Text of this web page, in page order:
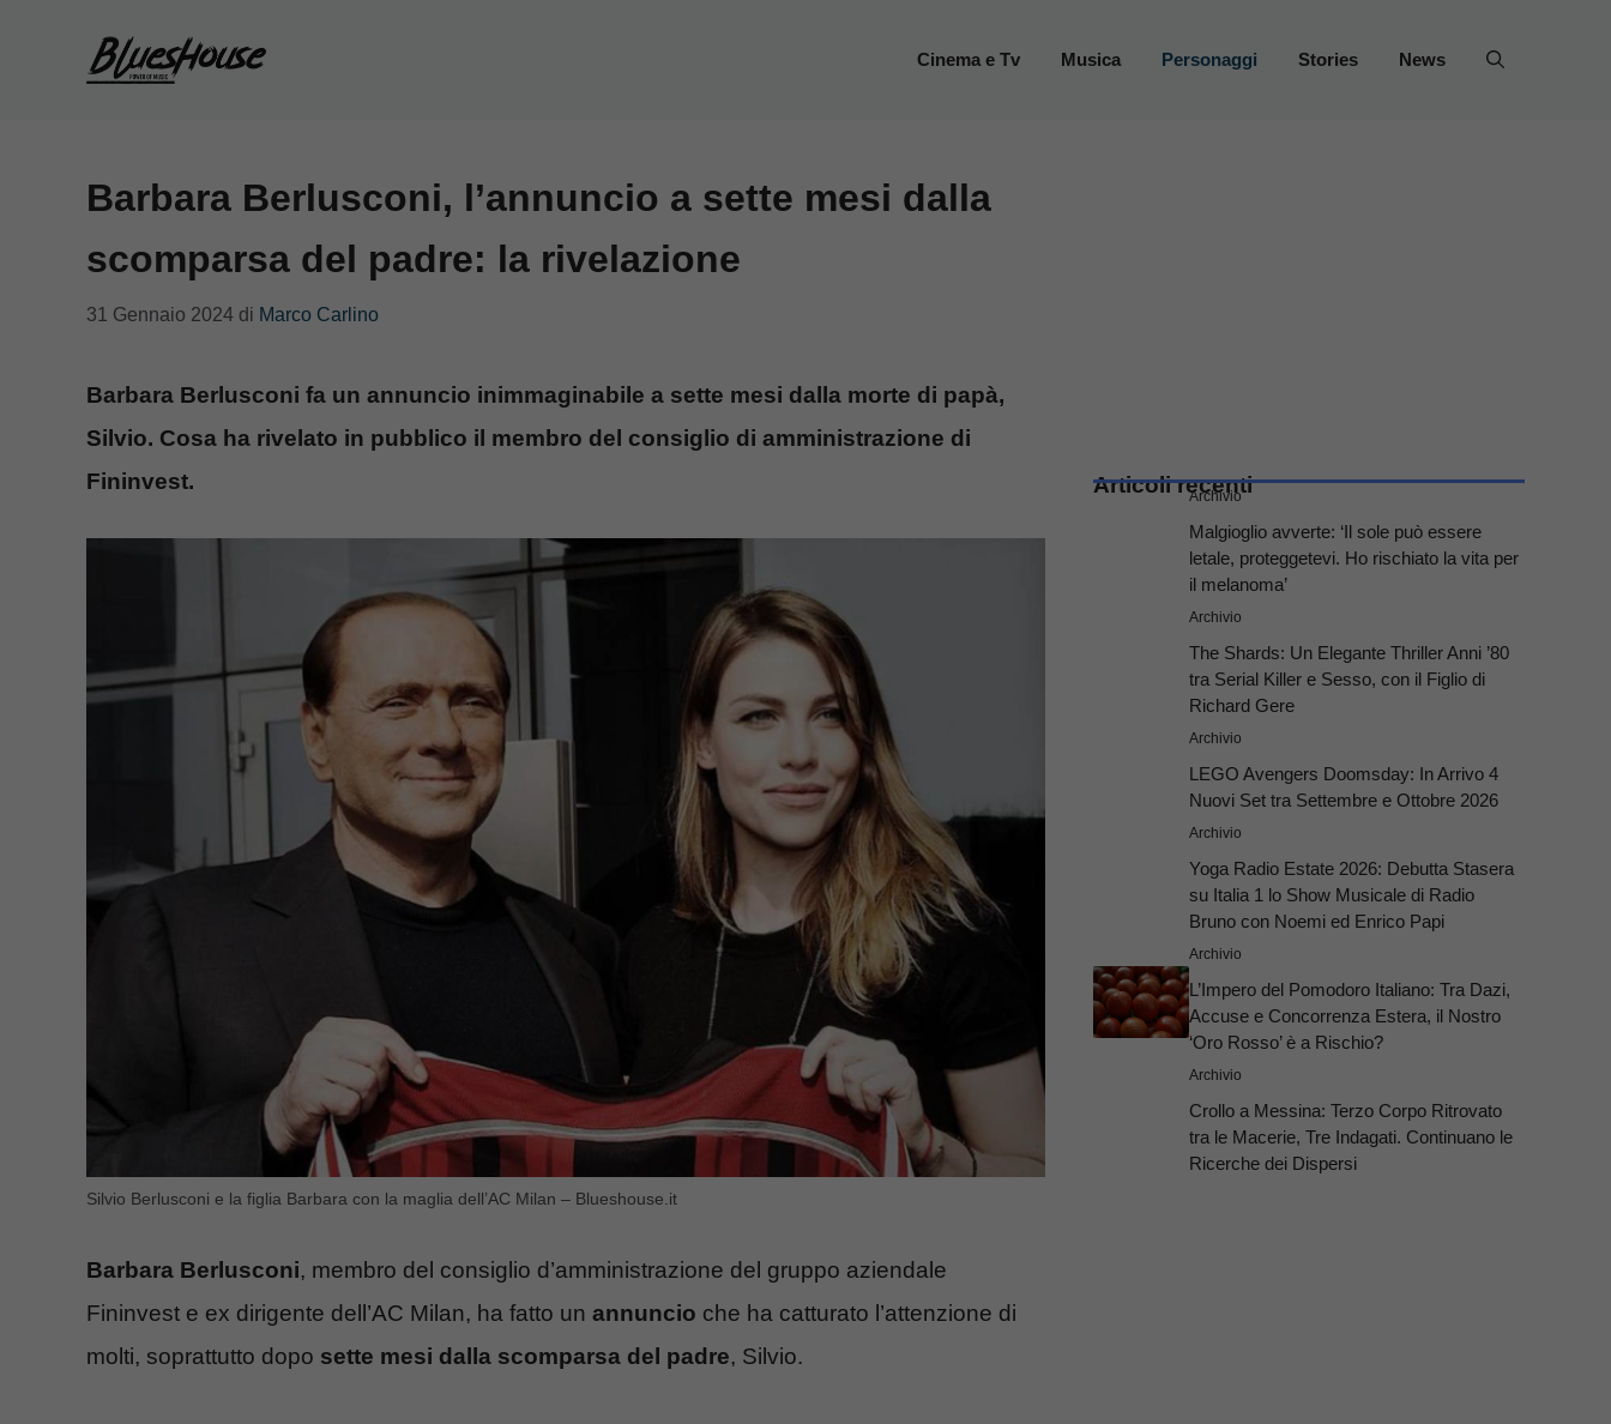
Cinema e Tv Musica Personaggi Stories News
Barbara Berlusconi, l’annuncio a sette mesi dalla
scomparsa del padre: la rivelazione
31 Gennaio 2024 di Marco Carlino
Barbara Berlusconi fa un annuncio inimmaginabile a sette mesi dalla morte di papà,
Silvio. Cosa ha rivelato in pubblico il membro del consiglio di amministrazione di
Fininvest.
Silvio Berlusconi e la figlia Barbara con la maglia dell’AC Milan – Blueshouse.it
Barbara Berlusconi, membro del consiglio d’amministrazione del gruppo aziendale
Fininvest e ex dirigente dell’AC Milan, ha fatto un annuncio che ha catturato l’attenzione di
molti, soprattutto dopo sette mesi dalla scomparsa del padre, Silvio.
Articoli recenti
Archivio
Malgioglio avverte: ‘Il sole può essere
letale, proteggetevi. Ho rischiato la vita per
il melanoma’
Archivio
The Shards: Un Elegante Thriller Anni ’80
tra Serial Killer e Sesso, con il Figlio di
Richard Gere
Archivio
LEGO Avengers Doomsday: In Arrivo 4
Nuovi Set tra Settembre e Ottobre 2026
Archivio
Yoga Radio Estate 2026: Debutta Stasera
su Italia 1 lo Show Musicale di Radio
Bruno con Noemi ed Enrico Papi
Archivio
L’Impero del Pomodoro Italiano: Tra Dazi,
Accuse e Concorrenza Estera, il Nostro
‘Oro Rosso’ è a Rischio?
Archivio
Crollo a Messina: Terzo Corpo Ritrovato
tra le Macerie, Tre Indagati. Continuano le
Ricerche dei Dispersi